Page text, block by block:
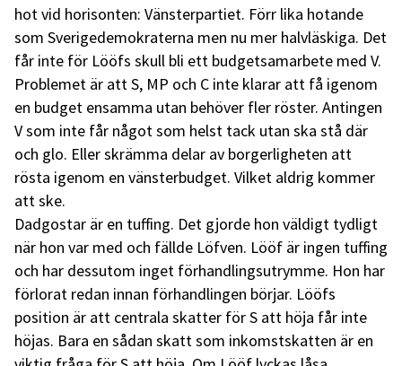
hot vid horisonten: Vänsterpartiet. Förr lika hotande
som Sverigedemokraterna men nu mer halvläskiga. Det
får inte för Lööfs skull bli ett budgetsamarbete med V.
Problemet är att S, MP och C inte klarar att få igenom
en budget ensamma utan behöver fler röster. Antingen
V som inte får något som helst tack utan ska stå där
och glo. Eller skrämma delar av borgerligheten att
rösta igenom en vänsterbudget. Vilket aldrig kommer
att ske.
Dadgostar är en tuffing. Det gjorde hon väldigt tydligt
när hon var med och fällde Löfven. Lööf är ingen tuffing
och har dessutom inget förhandlingsutrymme. Hon har
förlorat redan innan förhandlingen börjar. Lööfs
position är att centrala skatter för S att höja får inte
höjas. Bara en sådan skatt som inkomstskatten är en